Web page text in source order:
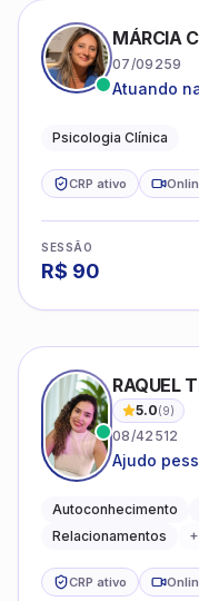
MÁRCIA
07/09259
Atuando
estruturas,
Psicologia Clínica
CRP ativo
SESSÃO
R$ 90
RAQUEL
5.0(9)
08/42512
Ajudo
Autoconhecimento
Relacionamentos
+
CRP ativo